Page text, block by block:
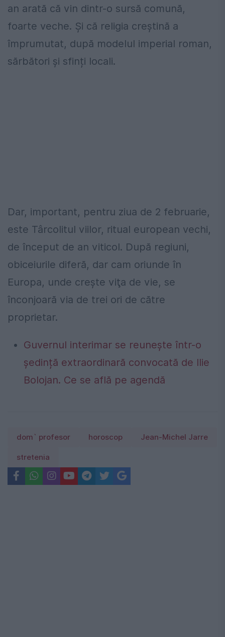
an arată că vin dintr-o sursă comună,
foarte veche. Și că religia creștină a
împrumutat, după modelul imperial roman,
sărbători și sfinți locali.
Dar, important, pentru ziua de 2 februarie,
este Târcolitul viilor, ritual european vechi,
de început de an viticol. După regiuni,
obiceiurile diferă, dar cam oriunde în
Europa, unde creşte viţa de vie, se
înconjoară via de trei ori de către
proprietar.
Guvernul interimar se reunește într-o
ședință extraordinară convocată de Ilie
Bolojan. Ce se află pe agendă
dom` profesor horoscop Jean-Michel Jarre
stretenia